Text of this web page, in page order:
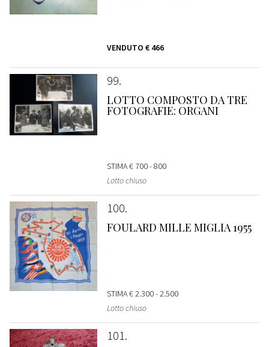
VENDUTO € 466
99
LOTTO COMPOSTO DA TRE
FOTOGRAFIE: ORGANI
STIMA€ 700 - 800
Lotto chiuso
100
FOULARD MILLE MIGLIA 1955
STIMA€ 2.300 - 2.500
Lotto chiuso
101